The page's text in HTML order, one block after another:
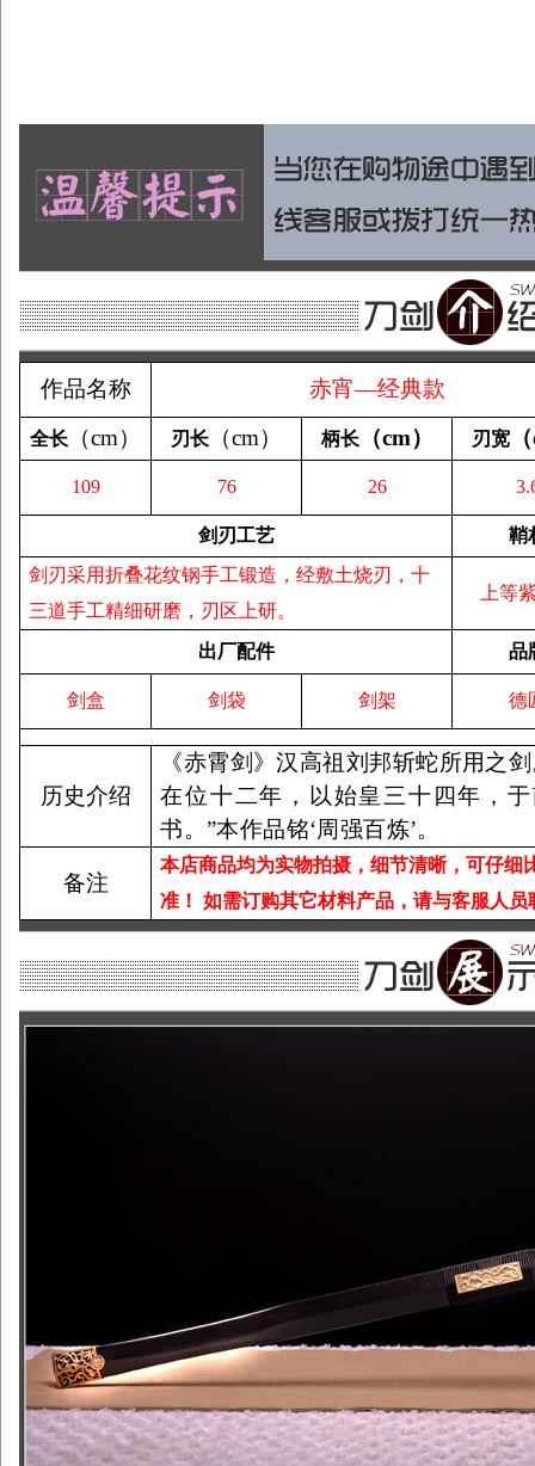
作品名称 赤宵―经典款
全长 （cm） 刃长 （cm） 柄长（cm） 刃宽（
109 76 26
剑刃工艺
鞘
剑刃采用折叠花纹钢手工锻造，经敷土烧刃，十
三道手工精细研磨，刃区上研。
上等
出厂配件 品
剑盒 剑袋 剑架 德
历史介绍
《赤霄剑》汉高祖刘邦斩蛇所用之
在位十二年，以始皇三十四年，
书。”本作品铭‘周强百炼’。
备注
本店商品均为实物拍摄，细节清晰，可仔
准！ 如需订购其它材料产品，请与客服人员